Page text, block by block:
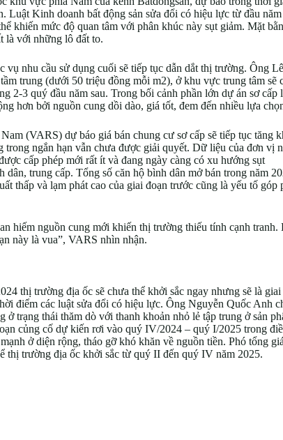
Luật Kinh doanh bất động sản sửa đổi có hiệu lực từ đầu năm
khiến mức độ quan tâm với phân khúc này sụt giảm. Mặt
là với những lô đất to.
vụ nhu cầu sử dụng cuối sẽ tiếp tục dẫn dắt thị trường. Ông
trung (dưới 50 triệu đồng mỗi m2), ở khu vực trung tâm sẽ
2-3 quý đầu năm sau. Trong bối cảnh phần lớn dự án sơ cấp
hơn bởi nguồn cung dồi dào, giá tốt, đem đến nhiều lựa
(VARS) dự báo giá bán chung cư sơ cấp sẽ tiếp tục tăng
trong ngắn hạn vẫn chưa được giải quyết. Dữ liệu của đơn vị
cấp phép mới rất ít và đang ngày càng có xu hướng sụt
dân, trung cấp. Tổng số căn hộ bình dân mở bán trong năm
thấp và lạm phát cao của giai đoạn trước cũng là yếu tố góp
hiếm nguồn cung mới khiến thị trường thiếu tính cạnh tranh.
này là vua”, VARS nhìn nhận.
thị trường địa ốc sẽ chưa thể khởi sắc ngay nhưng sẽ là
điểm các luật sửa đổi có hiệu lực. Ông Nguyễn Quốc Anh
ở trạng thái thăm dò với thanh khoản nhỏ lẻ tập trung ở sản
củng cố dự kiến rơi vào quý IV/2024 – quý I/2025 trong
ở diện rộng, tháo gỡ khó khăn về nguồn tiền. Phó tổng
thị trường địa ốc khởi sắc từ quý II đến quý IV năm 2025.